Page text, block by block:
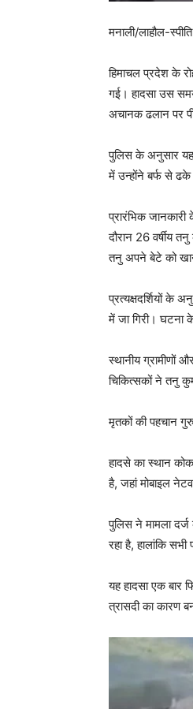
मनाली/लाहौल-स्पीति
हिमाचल प्रदेश के
गई। हादसा उस
अचानक ढलान पर
पुलिस के अनुसार यह
में उन्होंने बर्फ से ढके
प्रारंभिक
दौरान 26 वर्षीय
तनु अपने बेटे को
प्रत्यक्षदर्शियों के
में जा गिरी। घटना
स्थानीय ग्रामीणों
चिकित्सकों ने तनु
मृतकों की पहचान
हादसे का स्थान
है, जहां मोबाइल
पुलिस ने मामला
रहा है, हालांकि
यह हादसा एक बार
त्रासदी का कारण